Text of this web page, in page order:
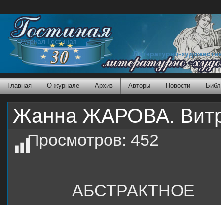
Журнал Гостиная
Литературно-
Главная О журнале Архив Авторы Новости
Жанна ЖАРОВА.
Просмотров: 452
АБСТРАКТНОЕ